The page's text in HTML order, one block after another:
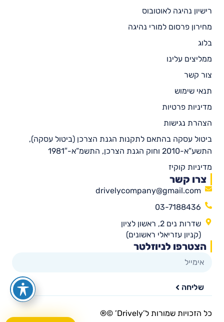
רישיון נהיגה לאוטובוס
מחירון פרסום למורי נהיגה
בלוג
ממליצים עלינו
צור קשר
תנאי שימוש
מדיניות פרטיות
הצהרת נגישות
ביטול עסקה בהתאם לתקנות הגנת הצרכן (ביטול עסקה),
התשע”א-2010 וחוק הגנת הצרכן, התשמ”א-1981″
מדיניות קוקיז
צרו קשר
drivelycompany@gmail.com
03-7188436
שדרות נים 2, ראשון לציון
(קניון עזריאלי ראשונים)
הצטרפו לניוזלטר
שליחה
כל הזכויות שמורות ל’Drively’ ©®​